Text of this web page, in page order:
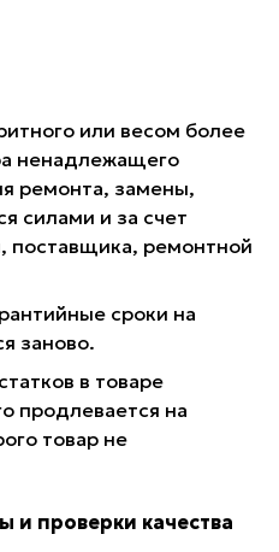
или весом более
ненадлежащего
ремонта, замены,
силами и за счет
поставщика, ремонтной
сроки на
заново.
в товаре
продлевается на
товар не
и проверки качества